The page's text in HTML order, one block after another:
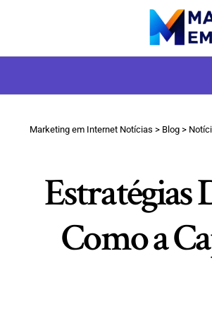
Marketing em Internet Notícias > Blog>
Estratégias
Como a